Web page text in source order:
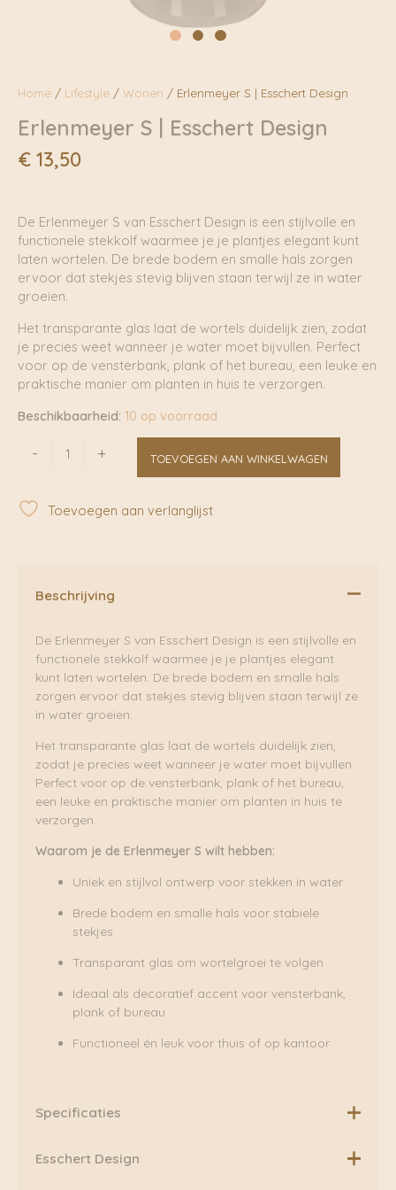
Home / Lifestyle / Wonen / Erlenmeyer S | Esschert Design
Erlenmeyer S | Esschert Design
€ 13,50
De Erlenmeyer S van Esschert Design is een stijlvolle en
functionele stekkolf waarmee je je plantjes elegant kunt
laten wortelen. De brede bodem en smalle hals zorgen
ervoor dat stekjes stevig blijven staan terwijl ze in water
groeien.
Het transparante glas laat de wortels duidelijk zien, zodat
je precies weet wanneer je water moet bijvullen. Perfect
voor op de vensterbank, plank of het bureau, een leuke en
praktische manier om planten in huis te verzorgen.
Beschikbaarheid: 10 op voorraad
-
Erlenmeyer
Esschert
Design
+ TOEVOEGEN AAN WINKELWAGEN
Toevoegen aan verlanglijst
Beschrijving
De Erlenmeyer S van Esschert Design is een stijlvolle en
functionele stekkolf waarmee je je plantjes elegant
kunt laten wortelen. De brede bodem en smalle hals
zorgen ervoor dat stekjes stevig blijven staan terwijl ze
in water groeien.
Het transparante glas laat de wortels duidelijk zien,
zodat je precies weet wanneer je water moet bijvullen.
Perfect voor op de vensterbank, plank of het bureau,
een leuke en praktische manier om planten in huis te
verzorgen.
Waarom je de Erlenmeyer S wilt hebben:
Uniek en stijlvol ontwerp voor stekken in water
Brede bodem en smalle hals voor stabiele
stekjes
Transparant glas om wortelgroei te volgen
Ideaal als decoratief accent voor vensterbank,
plank of bureau
Functioneel én leuk voor thuis of op kantoor
Specificaties
Formaat: B 13 X D 13 X H 21,1
Esschert Design